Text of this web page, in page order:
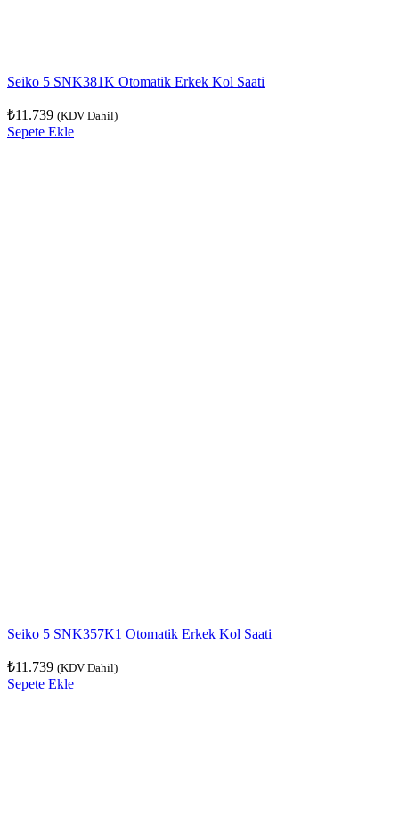
Seiko 5 SNK381K Otomatik Erkek Kol Saati
₺11.739 (KDV Dahil)
Sepete Ekle
Seiko 5 SNK357K1 Otomatik Erkek Kol Saati
₺11.739 (KDV Dahil)
Sepete Ekle